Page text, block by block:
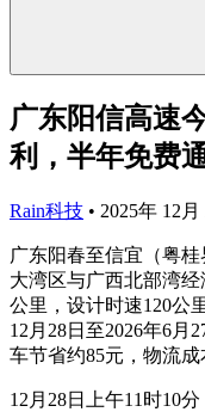
广东阳信高速
利，半年免费
Rain科技 • 2025年 12
广东阳春至信宜（粤
大湾区与广西北部湾
公里，设计时速120公
12月28日至2026年6月
车节省约85元，物流成
12月28日上午11时10